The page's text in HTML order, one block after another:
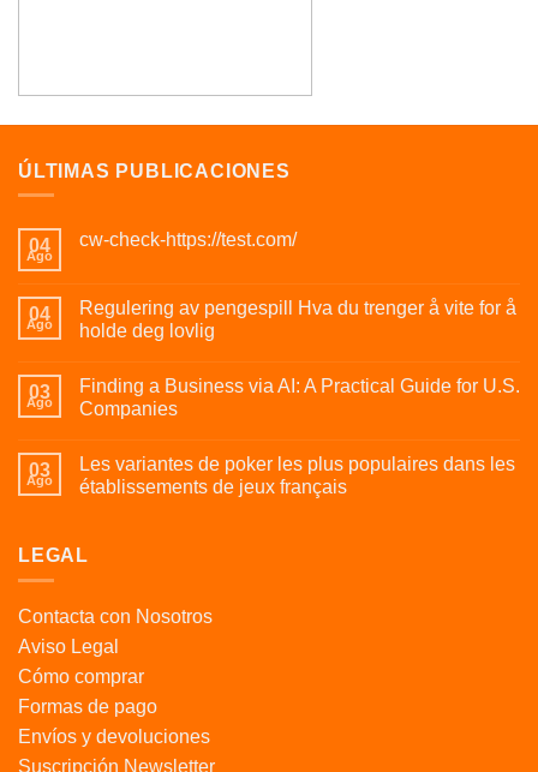
ÚLTIMAS PUBLICACIONES
04
Ago
cw-check-https://test.com/
04
Ago
Regulering av pengespill Hva du trenger å vite for å
holde deg lovlig
03
Ago
Finding a Business via AI: A Practical Guide for U.S.
Companies
03
Ago
Les variantes de poker les plus populaires dans les
établissements de jeux français
LEGAL
Contacta con Nosotros
Aviso Legal
Cómo comprar
Formas de pago
Envíos y devoluciones
Suscripción Newsletter